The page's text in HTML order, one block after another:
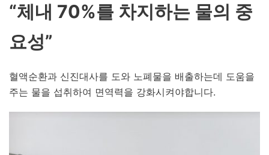
“체내 70%를 차지하는 물의 중
요성”
혈액순환과 신진대사를 도와 노폐물을 배출하는데 도움을
주는 물을 섭취하여 면역력을 강화시켜야합니다.